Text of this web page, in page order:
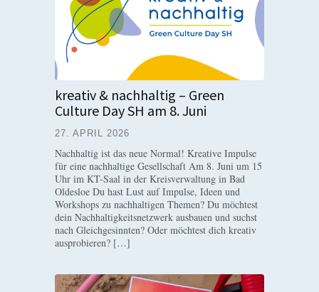
kreativ & nachhaltig – Green
Culture Day SH am 8. Juni
27. APRIL 2026
Nachhaltig ist das neue Normal! Kreative Impulse
für eine nachhaltige Gesellschaft Am 8. Juni um 15
Uhr im KT-Saal in der Kreisverwaltung in Bad
Oldesloe Du hast Lust auf Impulse, Ideen und
Workshops zu nachhaltigen Themen? Du möchtest
dein Nachhaltigkeitsnetzwerk ausbauen und suchst
nach Gleichgesinnten? Oder möchtest dich kreativ
ausprobieren? […]